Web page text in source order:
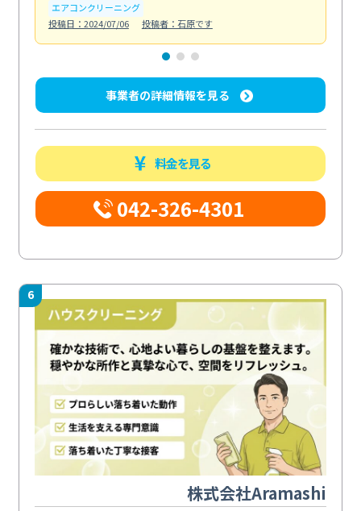
エアコンクリーニング
投稿日：2024/07/06
投稿者：石原です
事業者の詳細情報を見る
料金を見る
042-326-4301
6
株式会社Aramashi